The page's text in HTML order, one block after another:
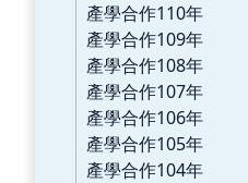
產學合作110年
產學合作109年
產學合作108年
產學合作107年
產學合作106年
產學合作105年
產學合作104年